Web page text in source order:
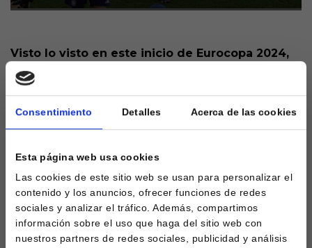
Consentimiento Detalles Acerca de las cookies
Esta página web usa cookies
Las cookies de este sitio web se usan para personalizar el
contenido y los anuncios, ofrecer funciones de redes
sociales y analizar el tráfico. Además, compartimos
información sobre el uso que haga del sitio web con
nuestros partners de redes sociales, publicidad y análisis
Visto lo visto en este inicio de Eurocopa 2024,
está claro que una de las grandes favoritas para
hacerse con el título es la anfitriona, Alemania.
dos primeros partidos y es que ya tiene
Después de la goleada ante Escocia en la primera
jornada, este pasado miércoles doblegaron a
Hungría. Musiala volvió a ser de los mejores, autor
del primer gol, con Kroos y Gündogan, que también
marcó, en la creación del juego.